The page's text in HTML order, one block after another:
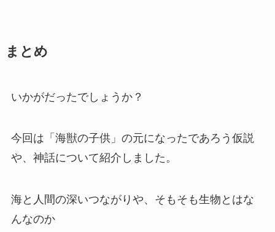
まとめ
いかがだったでしょうか？
今回は「海獣の子供」の元になったであろう仮説
や、神話について紹介しました。
海と人間の深いつながりや、そもそも生物とはな
んなのか